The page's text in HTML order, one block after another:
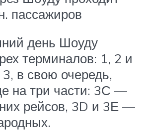
пассажиров
день Шоуду
терминалов: 1, 2 и
в свою очередь,
на три части: 3С —
рейсов, 3D и 3Е —